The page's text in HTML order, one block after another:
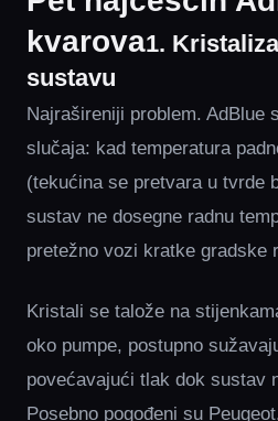
kvarova1.
sustavu
Najrašireniji problem. AdBlue
slučaja: kad temperatura
(tekućina se pretvara u tvrde
sustav ne dosegne radnu
pretežno vozi kratke gradske
Kristali se talože na
oko pumpe, postupno
povećavajući tlak dok sustav
Posebno pogođeni su